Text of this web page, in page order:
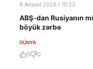
8 Avqust 2026 / 10:22
ABŞ-dan Rusiyanın
böyük zərbə
DÜNYA
0 0